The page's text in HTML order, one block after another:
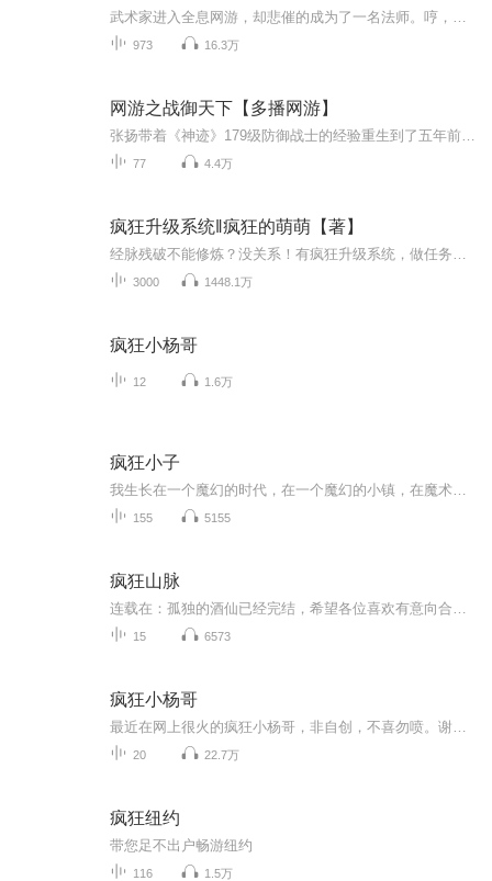
973 16.3万
网游之战御天下【多播网游】
77 4.4万
疯狂升级系统‖疯狂的萌萌【著】
3000 1448.1万
疯狂小杨哥
12 1.6万
疯狂小子
155 5155
疯狂山脉
15 6573
疯狂小杨哥
20 22.7万
疯狂纽约
带您足不出户畅游纽约
116 1.5万